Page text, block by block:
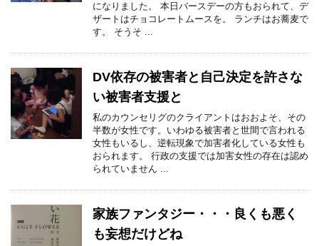
になりました。 本日バースデーの方もおられて、デ
ザートはチョコレートムースを。 ランチはお蕎麦で
す。 そうそ ...
DV依存の被害者と自己決定を許さな
い被害者支援と
私のカウンセリグのクライアントはおおよそ、その
半数が女性です。いわゆる被害者と世間で言われる
女性もいるし、逆転現象で加害者化している女性も
おられます。 行政の支援では加害女性の存在は認め
られていません ...
家族ファンタジー・・・良くも悪く
も妄想だけどね